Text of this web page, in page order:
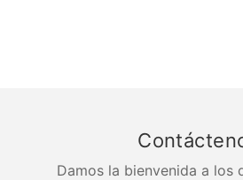
Damos la bienvenida a los